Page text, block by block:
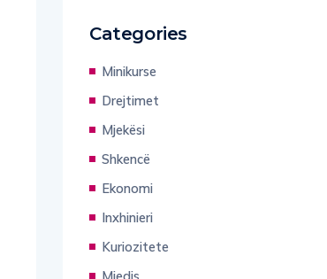
Categories
Drejtimet
Mjekësi